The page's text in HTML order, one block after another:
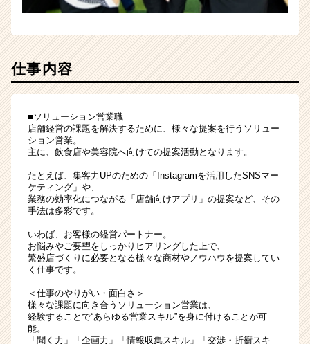
キ
リ
仕事内容
■ソリューション営業職
店舗経営の課題を解決するために、様々な提案を行うソリュー
ション営業。
主に、飲食店や美容院へ向けての提案活動となります。
たとえば、集客力UPのための「Instagramを活用したSNSマー
ケティング」や、
業務の効率化につながる「店舗向けアプリ」の提案など、その
手法は多彩です。
いわば、お客様の経営パートナー。
お悩みやご要望をしっかりヒアリングした上で、
繁盛店づくりに必要となる様々な商材やノウハウを提案してい
く仕事です。
＜仕事のやりがい・面白さ＞
様々な課題に向き合うソリューション営業は、
経験することで“あらゆる営業スキル”を身に付けることが可
能。
「聞く力」「企画力」「情報収集スキル」「交渉・折衝スキ